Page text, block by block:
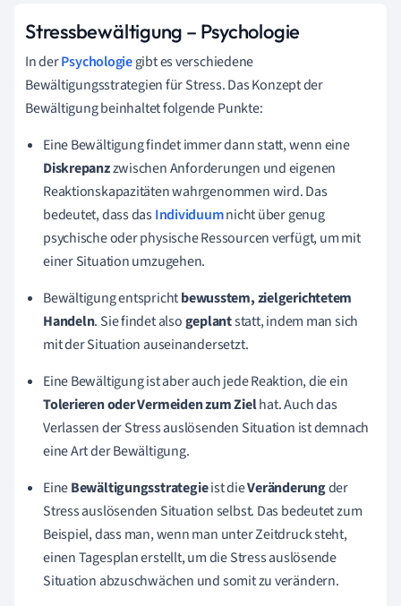
Stressbewältigung – Psychologie
In derPsychologiegibt es verschiedene
Bewältigungsstrategien für Stress. Das Konzept der
Bewältigung beinhaltet folgende Punkte:
Eine Bewältigung findet immer dann statt, wenn eine
Diskrepanzzwischen Anforderungen und eigenen
Reaktionskapazitäten wahrgenommen wird. Das
bedeutet, dass dasIndividuumnicht über genug
psychische oder physische Ressourcen verfügt, um mit
einer Situation umzugehen.
Bewältigung entsprichtbewusstem, zielgerichtetem
Handeln. Sie findet alsogeplantstatt, indem man sich
mit der Situation auseinandersetzt.
Eine Bewältigung ist aber auch jede Reaktion, die ein
Tolerieren oder Vermeiden zum Zielhat. Auch das
Verlassen der Stress auslösenden Situation ist demnach
eine Art der Bewältigung.
EineBewältigungsstrategieist dieVeränderungder
Stress auslösenden Situation selbst. Das bedeutet zum
Beispiel, dass man, wenn man unter Zeitdruck steht,
einen Tagesplan erstellt, um die Stress auslösende
Situation abzuschwächen und somit zu verändern.